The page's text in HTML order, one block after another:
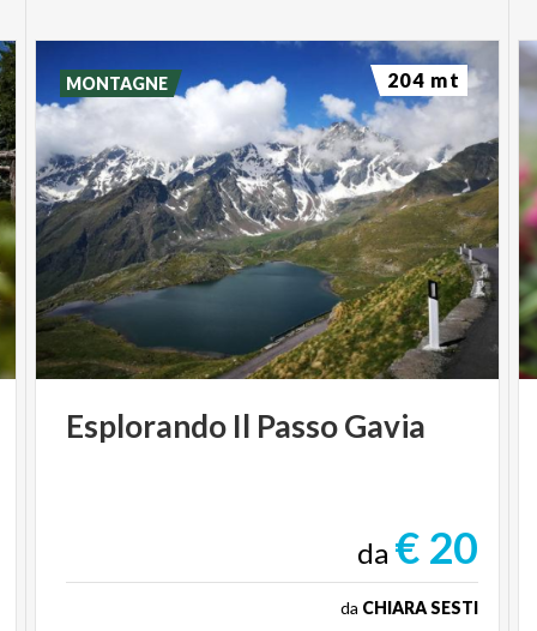
Esplorando Il PassoGavia
da € 20
da CHIARA SESTI
MONTAGNE 204 mt